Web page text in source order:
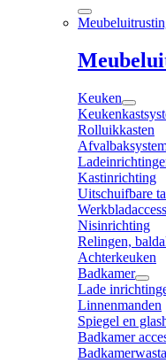
Keuken
Rolluikkasten
Kastinrichting
Uitschuifbare
Nisinrichting
Relingen,
Achterkeuken
Badkamer
Lade
Linnenmanden
Spiegel en
Badkamer